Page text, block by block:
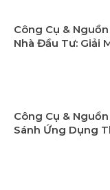
Công Cụ &
Nhà Đầu Tư: Giải
Công Cụ &
Sánh Ứng Dụng